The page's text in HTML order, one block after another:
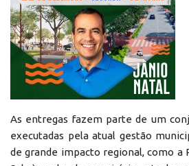
As entregas fazem parte de um
executadas pela atual gestão
de grande impacto regional, como a